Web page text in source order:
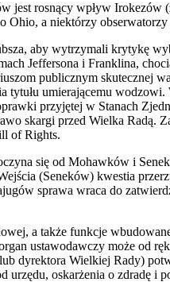
rosnący wpływ Irokezów
Ohio, a niektórzy
aby wytrzymali krytykę
Jeffersona i Franklina,
publicznym skutecznej
tytułu umierającemu
przyjętej w Stanach Zjed
skargi przed Wielka Radą.
of Rights.
się od Mohawków i
(Seneków) kwestia
sprawa wraca do
a także funkcje
ustawodawczy może od
dyrektora Wielkiej Rady)
urzędu, oskarżenia o zdradę